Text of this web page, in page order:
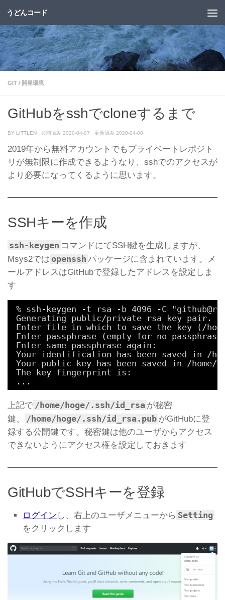
コンテンツへスキップ
うどんコード
GIT / 開発環境
GitHubをsshでcloneするまで
BY LITTLEN · 公開済み 2020-04-07 · 更新済み 2020-04-08
2019年から無料アカウントでもプライベートレポジト
リが無制限に作成できるようなり、sshでのアクセスが
より必要になってくるように思います。
SSHキーを作成
ssh-keygen コマンドにてSSH鍵を生成しますが、
Msys2では openssh パッケージに含まれています。メ
ールアドレスはGitHubで登録したアドレスを設定しま
す
% ssh-keygen -t rsa -b 4096 -C
Generating public/private rsa key pair.
Enter file in which to save the key (/home/
Enter passphrase (empty for no passphrase):
Enter same passphrase again:
Your identification has been saved in /
Your public key has been saved in /home/
The key fingerprint is:
...
上記で /home/hoge/.ssh/id_rsa が秘密
鍵、
/home/hoge/.ssh/id_rsa.pub がGitHubに登
録する公開鍵です。秘密鍵は他のユーザからアクセス
できないようにアクセス権を設定しておきます
GitHubでSSHキーを登録
ログイン し、右上のユーザメニューから Setting
をクリックします